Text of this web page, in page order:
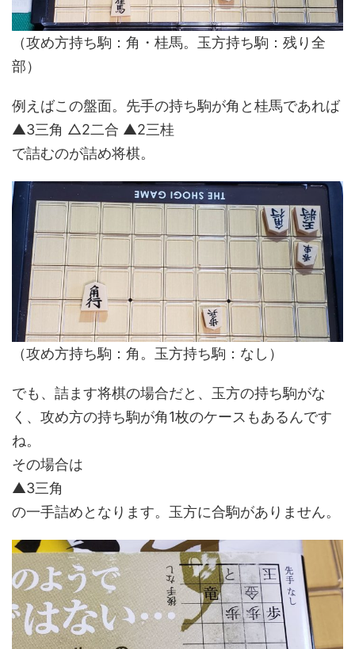
（攻め方持ち駒：角・桂馬。玉方持ち駒：残り全
部）
例えばこの盤面。先手の持ち駒が角と桂馬であれば
▲3三角 △2二合 ▲2三桂
で詰むのが詰め将棋。
（攻め方持ち駒：角。玉方持ち駒：なし）
でも、詰ます将棋の場合だと、玉方の持ち駒がな
く、攻め方の持ち駒が角1枚のケースもあるんです
ね。
その場合は
▲3三角
の一手詰めとなります。玉方に合駒がありません。